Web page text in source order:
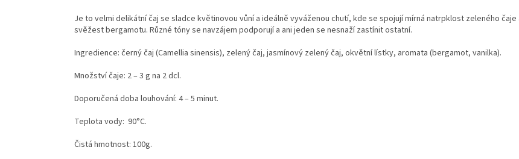
Je to velmi delikátní čaj se sladce květinovou vůní a ideálně vyváženou chutí, kde se spojují mírná natrpklost zeleného
svěžest bergamotu. Různé tóny se navzájem podporují a ani jeden se nesnaží zastínit ostatní.
Ingredience: černý čaj (Camellia sinensis), zelený čaj, jasmínový zelený čaj, okvětní lístky, aromata (bergamot, vanilka).
Množství čaje: 2 – 3 g na 2 dcl.
Doporučená doba louhování: 4 – 5 minut.
Teplota vody: 90°C.
Čistá hmotnost: 100g.